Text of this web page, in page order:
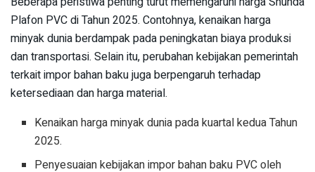
Plafon PVC di Tahun 2025. Contohnya, kenaikan harga
minyak dunia berdampak pada peningkatan biaya produksi
dan transportasi. Selain itu, perubahan kebijakan pemerintah
terkait impor bahan baku juga berpengaruh terhadap
ketersediaan dan harga material.
Kenaikan harga minyak dunia pada kuartal kedua Tahun
2025.
Penyesuaian kebijakan impor bahan baku PVC oleh